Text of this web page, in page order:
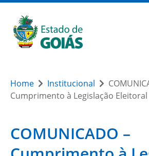
Home Institucional
Cumprimento à Legislação Eleitoral
COMUNICADO –